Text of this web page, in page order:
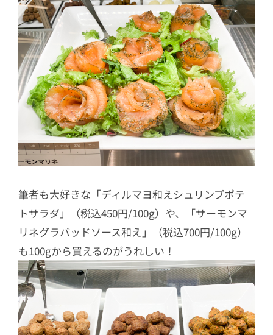
筆者も大好きな「ディルマヨ和えシュリンプポテ
トサラダ」（税込450円/100g）や、「サーモンマ
リネグラバッドソース和え」（税込700円/100g）
も100gから買えるのがうれしい！